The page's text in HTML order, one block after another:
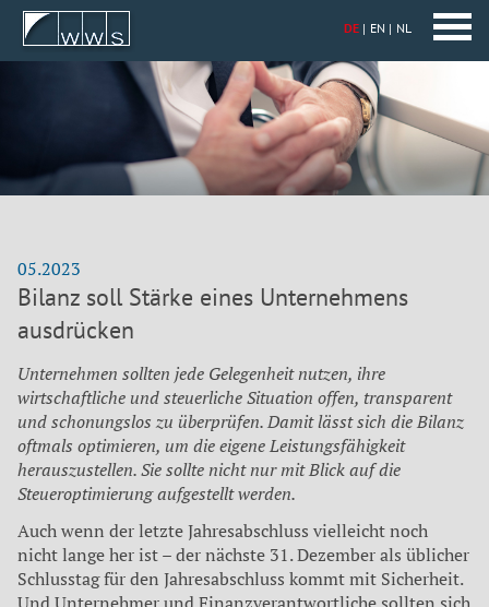
DE EN NL
05.2023
Bilanz soll Stärke eines Unternehmens
ausdrücken
Unternehmen sollten jede Gelegenheit nutzen, ihre
wirtschaftliche und steuerliche Situation offen, transparent
und schonungslos zu überprüfen. Damit lässt sich die Bilanz
oftmals optimieren, um die eigene Leistungsfähigkeit
herauszustellen. Sie sollte nicht nur mit Blick auf die
Steueroptimierung aufgestellt werden.
Auch wenn der letzte Jahresabschluss vielleicht noch
nicht lange her ist – der nächste 31. Dezember als üblicher
Schlusstag für den Jahresabschluss kommt mit Sicherheit.